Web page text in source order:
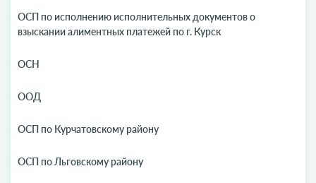
ОСП по исполнению исполнительных документов о
взыскании алиментных платежей по г. Курск
ОСН
ООД
ОСП по Курчатовскому району
ОСП по Льговскому району